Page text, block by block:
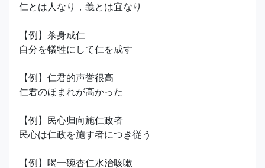
仁とは人なり，義とは宜なり
【例】杀身成仁
自分を犠牲にして仁を成す
【例】仁君的声誉很高
仁君のほまれが高かった
【例】民心归向施仁政者
民心は仁政を施す者につき従う
【例】喝一碗杏仁水治咳嗽